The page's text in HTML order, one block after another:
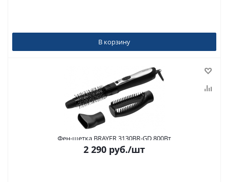
В корзину
Фен-щетка BRAYER 3130BR-GD 800Вт
2 290 руб./шт